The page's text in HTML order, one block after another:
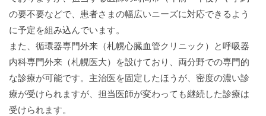
の要不要などで、患者さまの幅広いニーズに対応できるよう
に予定を組み込んでいます。
また、循環器専門外来（札幌心臓血管クリニック）と呼吸器
内科専門外来（札幌医大）を設けており、両分野での専門的
な診療が可能です。主治医を固定したほうが、密度の濃い診
療が受けられますが、担当医師が変わっても継続した診療は
受けられます。